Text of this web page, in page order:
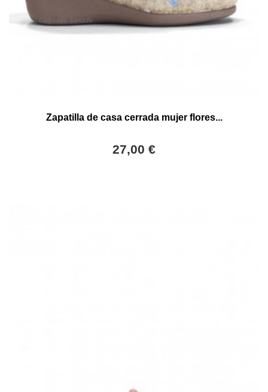
Zapatilla de casa cerrada mujer flores...
27,00 €